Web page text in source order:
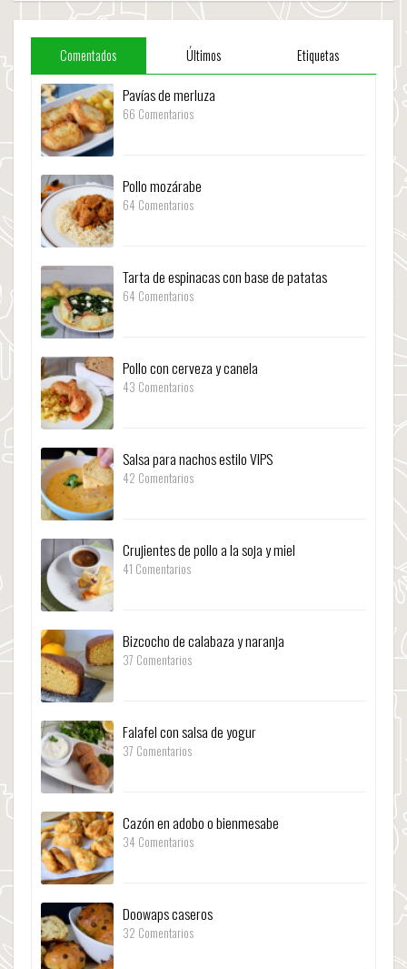
Comentados Últimos Etiquetas
Pavías de merluza
66 Comentarios
Pollo mozárabe
64 Comentarios
Tarta de espinacas con base de patatas
64 Comentarios
Pollo con cerveza y canela
43 Comentarios
Salsa para nachos estilo VIPS
42 Comentarios
Crujientes de pollo a la soja y miel
41 Comentarios
Bizcocho de calabaza y naranja
37 Comentarios
Falafel con salsa de yogur
37 Comentarios
Cazón en adobo o bienmesabe
34 Comentarios
Doowaps caseros
32 Comentarios